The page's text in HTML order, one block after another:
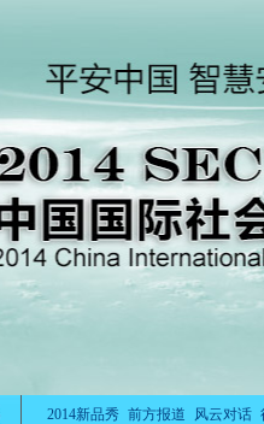
2014新品秀 前方报道 风云对话